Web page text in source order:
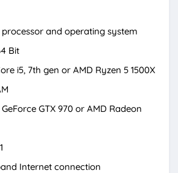
and operating system
Bit
i5, 7th gen or AMD Ryzen 5 1500X
GTX 970 or AMD Radeon
Internet connection